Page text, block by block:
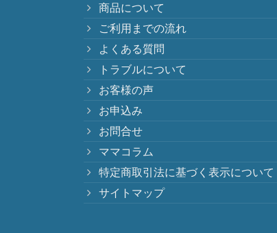
商品について
ご利用までの流れ
よくある質問
トラブルについて
お客様の声
お申込み
お問合せ
ママコラム
特定商取引法に基づく表示について
サイトマップ